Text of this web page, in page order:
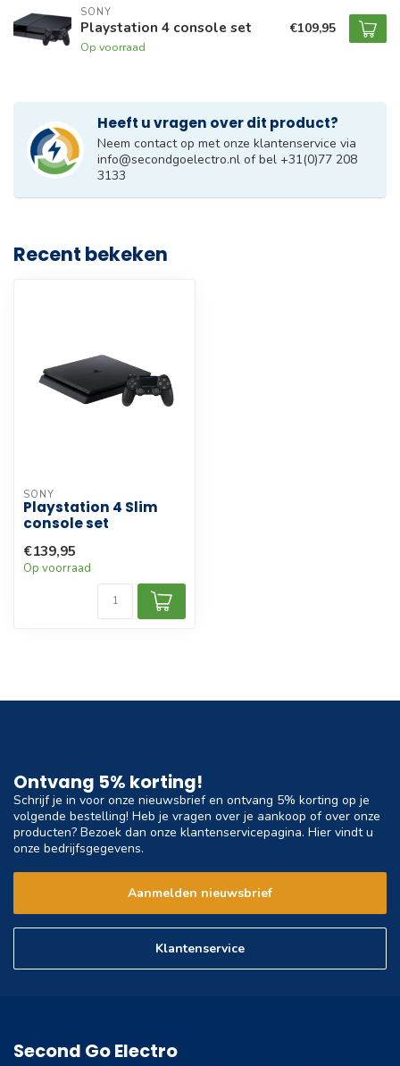
SONY
Playstation 4 console set
Op voorraad
€109,95
Heeft u vragen over dit product?
Neem contact op met onze klantenservice via
info@secondgoelectro.nl of bel +31(0)77 208
3133
Recent bekeken
SONY
Playstation 4 Slim
console set
€139,95
Op voorraad
Ontvang 5% korting!
Schrijf je in voor onze nieuwsbrief en ontvang 5% korting op je
volgende bestelling! Heb je vragen over je aankoop of over onze
producten? Bezoek dan onze klantenservicepagina. Hier vindt u
onze bedrijfsgegevens.
Aanmelden nieuwsbrief
Klantenservice
Second Go Electro